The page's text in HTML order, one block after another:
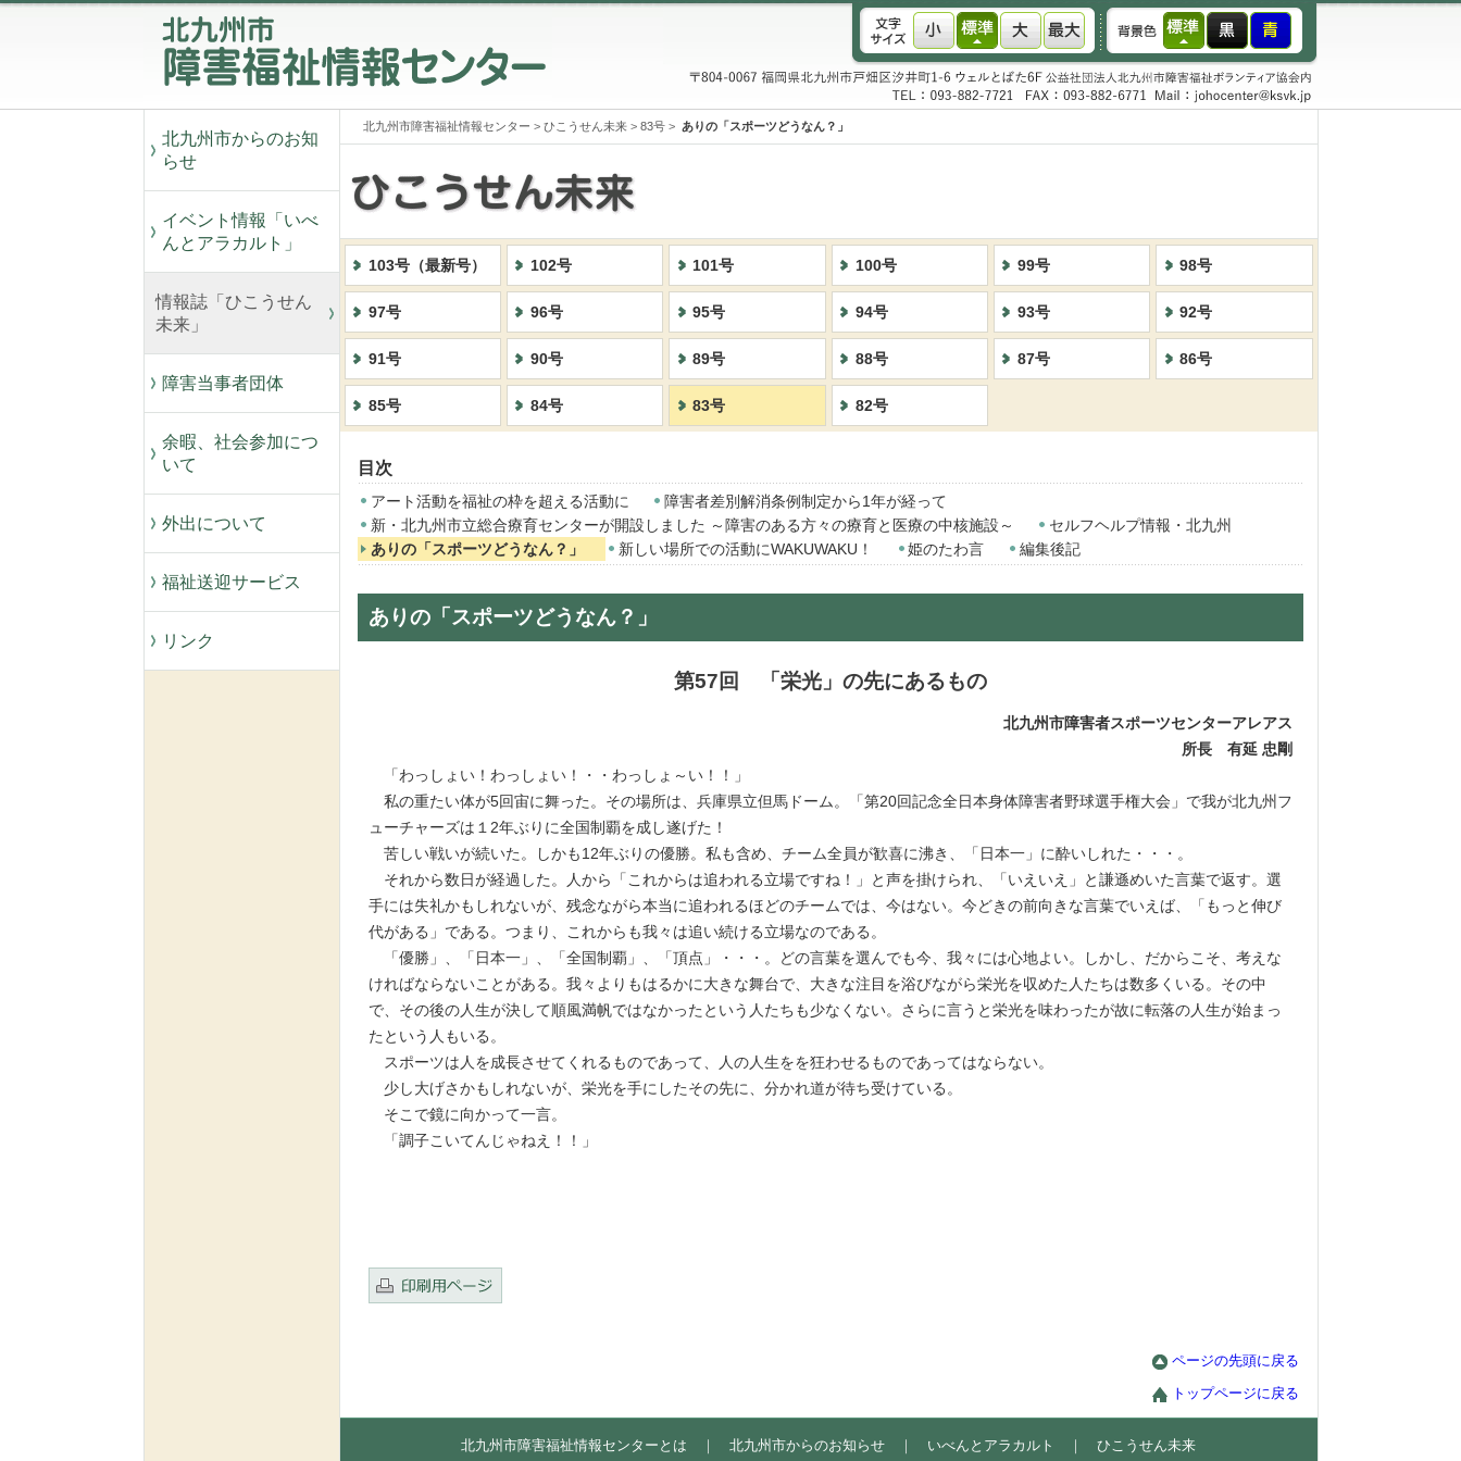
北九州市からのお知
らせ
イベント情報「いべ
んとアラカルト」
情報誌「ひこうせん
未来」
障害当事者団体
余暇、社会参加につ
いて
外出について
福祉送迎サービス
リンク
北九州市障害福祉情報センター > ひこうせん未来> 83号> ありの「スポーツどうなん？」
103号（最新号） 102号 101号 100号 99号 98号
97号 96号 95号 94号 93号 92号
91号 90号 89号 88号 87号 86号
85号 84号 83号 82号
目次
アート活動を福祉の枠を超える活動に
障害者差別解消条例制定から1年が経って
新・北九州市立総合療育センターが開設しました ～障害のある方々の療育と医療の中核施設～
セルフヘルプ情報・北九州
ありの「スポーツどうなん？」
新しい場所での活動にWAKUWAKU！ 姫のたわ言 編集後記
ありの「スポーツどうなん？」
第57回 「栄光」の先にあるもの
北九州市障害者スポーツセンターアレアス
所長 有延 忠剛
「わっしょい！わっしょい！・・わっしょ～い！！」
私の重たい体が5回宙に舞った。その場所は、兵庫県立但馬ドーム。「第20回記念全日本身体障害者野球選手権大会」で我が北九州フ
ューチャーズは１2年ぶりに全国制覇を成し遂げた！
苦しい戦いが続いた。しかも12年ぶりの優勝。私も含め、チーム全員が歓喜に沸き、「日本一」に酔いしれた・・・。
それから数日が経過した。人から「これからは追われる立場ですね！」と声を掛けられ、「いえいえ」と謙遜めいた言葉で返す。選
手には失礼かもしれないが、残念ながら本当に追われるほどのチームでは、今はない。今どきの前向きな言葉でいえば、「もっと伸び
代がある」である。つまり、これからも我々は追い続ける立場なのである。
「優勝」、「日本一」、「全国制覇」、「頂点」・・・。どの言葉を選んでも今、我々には心地よい。しかし、だからこそ、考えな
ければならないことがある。我々よりもはるかに大きな舞台で、大きな注目を浴びながら栄光を収めた人たちは数多くいる。その中
で、その後の人生が決して順風満帆ではなかったという人たちも少なくない。さらに言うと栄光を味わったが故に転落の人生が始まっ
たという人もいる。
スポーツは人を成長させてくれるものであって、人の人生をを狂わせるものであってはならない。
少し大げさかもしれないが、栄光を手にしたその先に、分かれ道が待ち受けている。
そこで鏡に向かって一言。
「調子こいてんじゃねえ！！」
ページの先頭に戻る
トップページに戻る
北九州市障害福祉情報センターとは ｜ 北九州市からのお知らせ｜ いべんとアラカルト ｜ ひこうせん未来